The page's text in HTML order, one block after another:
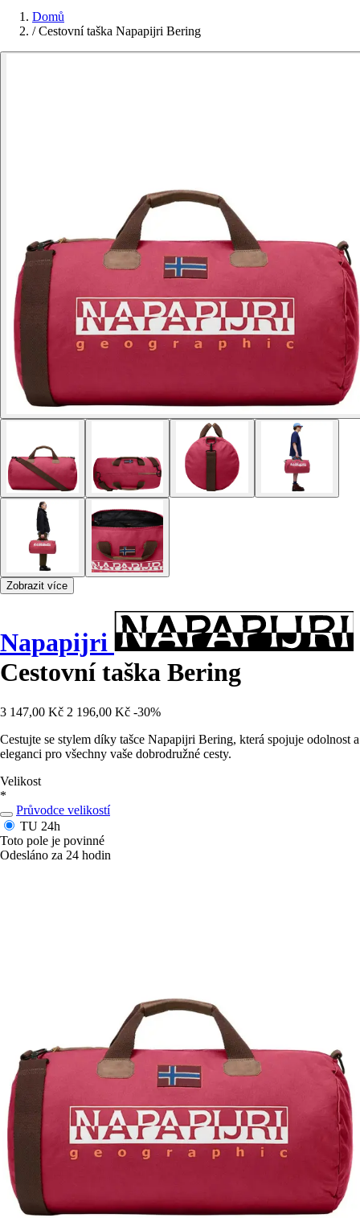
Domů
/ Cestovní taška Napapijri Bering
Zobrazit více
Napapijri
Cestovní taška Bering
3 147,00 Kč 2 196,00 Kč -30%
Cestujte se stylem díky tašce Napapijri Bering, která spojuje odolnost a
eleganci pro všechny vaše dobrodružné cesty.
Velikost
*
Průvodce velikostí
TU 24h
Toto pole je povinné
Odesláno za 24 hodin